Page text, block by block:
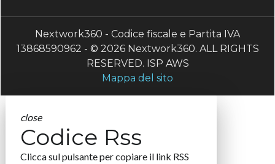
Nextwork360 - Codice fiscale e Partita IVA
13868590962 - © 2026 Nextwork360. ALL RIGHTS
RESERVED. ISP AWS
Mappa del sito
close
Codice Rss
Clicca sul pulsante per copiare il link RSS